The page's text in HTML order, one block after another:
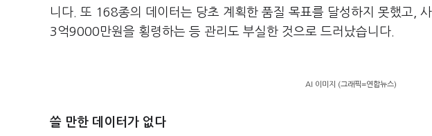
니다 또 168종의 데이터는 당초 계획한 품질 목표를 달성하지 못했고
3억9000만원을 횡령하는 등 관리도 부실한 것으로 드러났습니다
AI 이미지 (그래픽=연합뉴스)
쓸 만한 데이터가 없다